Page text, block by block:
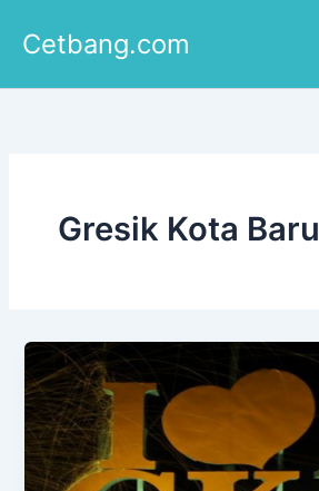
Cetbang.com
Gresik Kota Baru